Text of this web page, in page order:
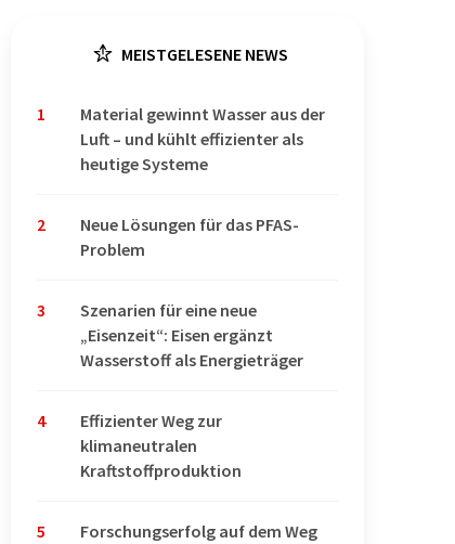
MEISTGELESENE NEWS
1
Material gewinnt Wasser aus der
Luft – und kühlt effizienter als
heutige Systeme
2
Neue Lösungen für das PFAS-
Problem
3
Szenarien für eine neue
„Eisenzeit“: Eisen ergänzt
Wasserstoff als Energieträger
4
Effizienter Weg zur
klimaneutralen
Kraftstoffproduktion
5
Forschungserfolg auf dem Weg